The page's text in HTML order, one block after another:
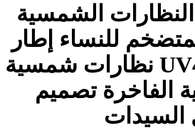
ZENOTTIC النظارات الشمسية
للنساء إطار
مربع كبير UV400 نظارات شمسية
الفاخرة تصميم